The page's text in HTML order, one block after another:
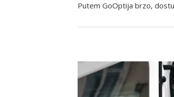
Putem GoOptija brzo,